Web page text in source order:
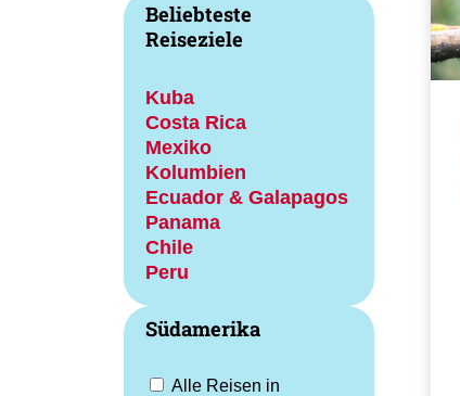
Beliebteste
Reiseziele
Kuba
Costa Rica
Mexiko
Kolumbien
Ecuador & Galapagos
Panama
Chile
Peru
Südamerika
Alle Reisen in